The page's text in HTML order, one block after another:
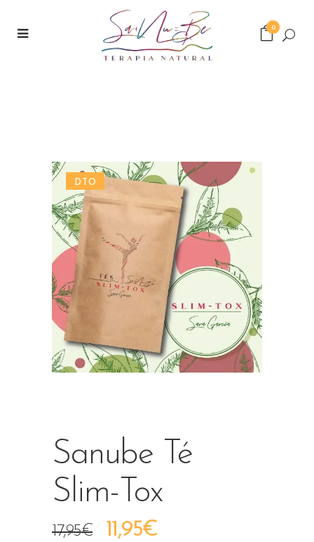
0
DTO
Sanube Té
Slim-Tox
17,95€
EL
11,95€EL